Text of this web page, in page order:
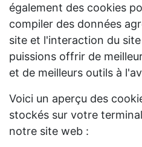
également des cookies
compiler des données
site et l'interaction du
puissions offrir de
et de meilleurs outils à
Voici un aperçu des
stockés sur votre
notre site web :